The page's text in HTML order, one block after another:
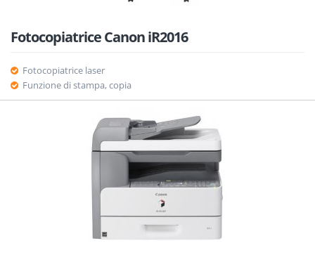
Fotocopiatrice Canon iR2016
Fotocopiatrice laser
Funzione di stampa, copia